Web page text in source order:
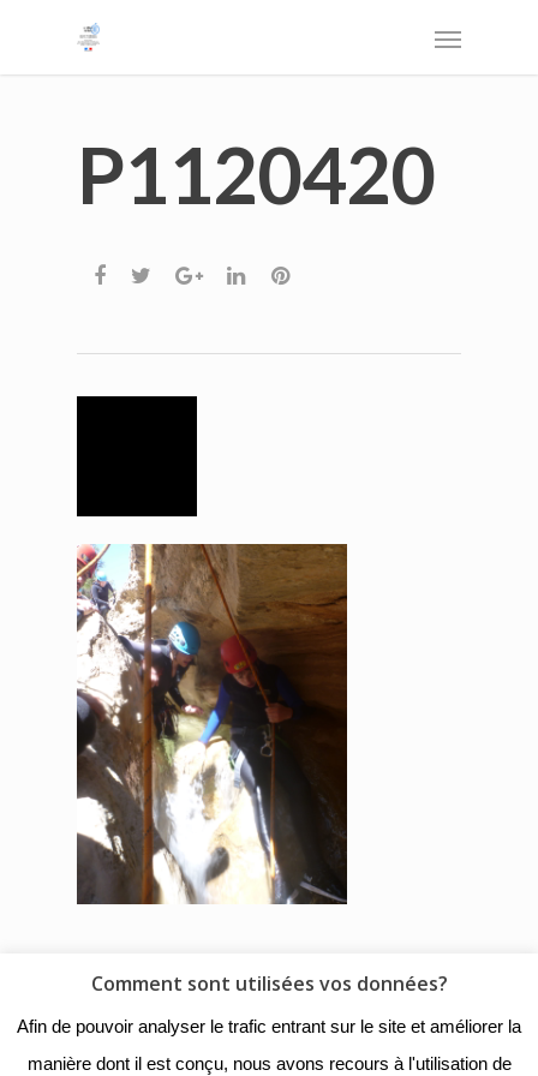
P1120420
© 2018 - Collège Henri de
Navarre |Mentions légales|
Comment sont utilisées vos données?
Afin de pouvoir analyser le trafic entrant sur le site et améliorer la
manière dont il est conçu, nous avons recours à l'utilisation de